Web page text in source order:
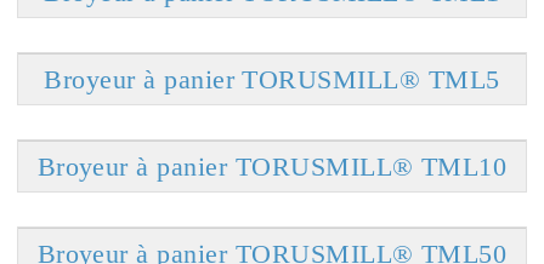
Broyeur à panier TORUSMILL® TML5
Broyeur à panier TORUSMILL® TML10
Broyeur à panier TORUSMILL® TML50